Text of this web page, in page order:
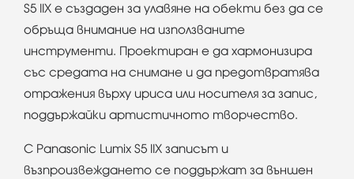
S5 IIX е създаден за улавяне на обекти без да се
обръща внимание на използваните
инструменти. Проектиран е да хармонизира
със средата на снимане и да предотвратява
отражения върху ириса или носителя за запис,
поддържайки артистичното творчество.
С Panasonic Lumix S5 IIX записът и
възпроизвеждането се поддържат за външен